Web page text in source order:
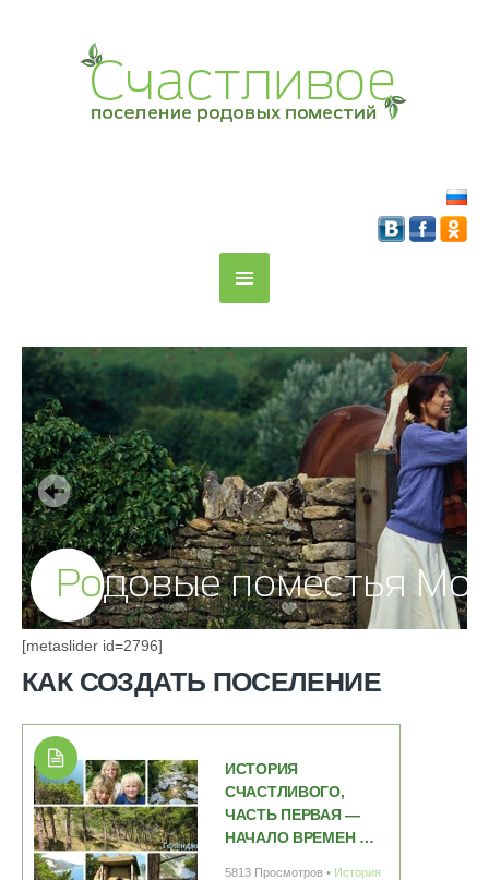
[metaslider id=2796]
КАК СОЗДАТЬ ПОСЕЛЕНИЕ
ИСТОРИЯ
СЧАСТЛИВОГО,
ЧАСТЬ ПЕРВАЯ —
НАЧАЛО ВРЕМЕН …
5813 Просмотров • История